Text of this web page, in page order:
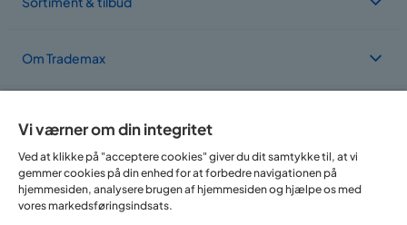
Om Trademax
Vi findes i flere forskellige lande
Vi værner om din integritet
Ved at klikke på "acceptere cookies" giver du dit samtykke til, at vi
gemmer cookies på din enhed for at forbedre navigationen på
hjemmesiden, analysere brugen af hjemmesiden og hjælpe os med
vores markedsføringsindsats.